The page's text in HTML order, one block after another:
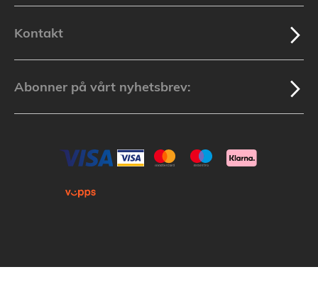
Kontakt
Abonner på vårt nyhetsbrev: